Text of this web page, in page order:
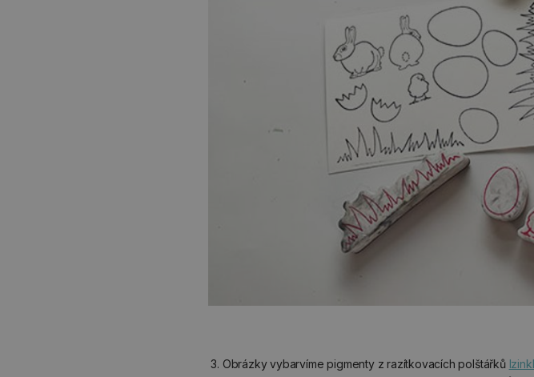
3. Obrázky vybarvíme pigmenty z razítkovacích polštářků